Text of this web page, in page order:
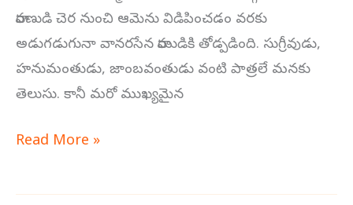
రావణుడి చెర నుంచి ఆమెను విడిపించడం వరకు
అడుగడుగునా వానరసేన రాముడికి తోడ్పడింది. సుగ్రీవుడు,
హనుమంతుడు, జాంబవంతుడు వంటి పాత్రలే మనకు
తెలుసు. కానీ మరో ముఖ్యమైన
Read More »